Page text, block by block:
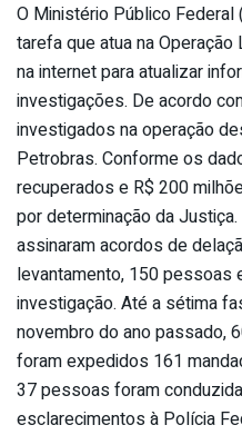
O Ministério Público
tarefa que atua na Operação
na internet para atualizar
investigações. De acordo
investigados na operação
Petrobras. Conforme os
recuperados e R$ 200
por determinação da
assinaram acordos de
levantamento, 150
investigação. Até a sétima
novembro do ano passado,
foram expedidos 161
37 pessoas foram
esclarecimentos à Polícia